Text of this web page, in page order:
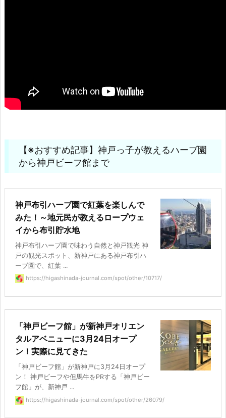
【※おすすめ記事】神戸っ子が教えるハーブ園
から神戸ビーフ館まで
神戸布引ハーブ園で紅葉を楽しんで
みた！～地元民が教えるロープウェ
イから布引貯水地
神戸布引ハーブ園で味わう自然と神戸観光 神
戸の観光スポット、新神戸にある神戸布引ハ
ーブ園で、紅葉 ...
https://higashinada-journal.com/spot/other/10717/
「神戸ビーフ館」が新神戸オリエン
タルアベニューに3月24日オープ
ン！実際に見てきた
「神戸ビーフ館」が新神戸に3月24日オープ
ン！ 神戸ビーフや但馬牛をPRする「神戸ビー
フ館」が、新神戸 ...
https://higashinada-journal.com/spot/other/26079/